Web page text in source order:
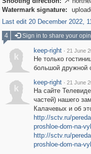

Watermark signature:
Last edit 20 December 2022,
4
Sign in to share your
k
keep-right · 21 June
Не только
большой дружной
k
keep-right · 21 June
На сайте
частей) нашего
Калачевых и об
http://sctv.ru/
proshloe-dom-na-
http://sctv.ru/
proshloe-dom-na-